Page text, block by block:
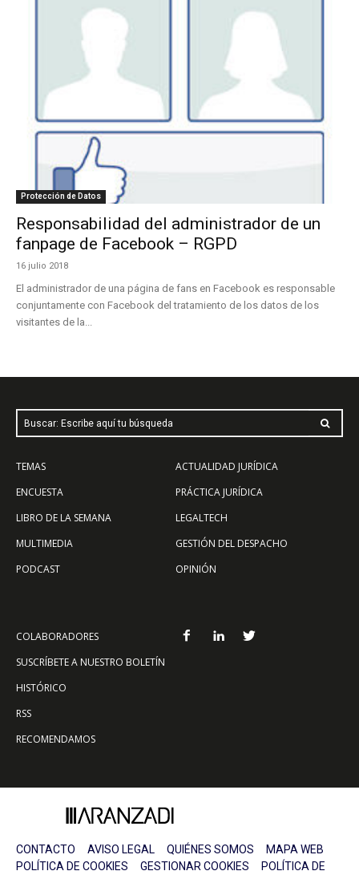
Protección de Datos
Responsabilidad del administrador de un
fanpage de Facebook – RGPD
16 julio 2018
El administrador de una página de fans en Facebook es responsable
conjuntamente con Facebook del tratamiento de los datos de los
visitantes de la...
Buscar: Escribe aquí tu búsqueda
TEMAS
ENCUESTA
LIBRO DE LA SEMANA
MULTIMEDIA
PODCAST
ACTUALIDAD JURÍDICA
PRÁCTICA JURÍDICA
LEGALTECH
GESTIÓN DEL DESPACHO
OPINIÓN
COLABORADORES
SUSCRÍBETE A NUESTRO BOLETÍN
HISTÓRICO
RSS
RECOMENDAMOS
CONTACTO AVISO LEGAL QUIÉNES SOMOS
MAPA WEB
POLÍTICA DE COOKIES
GESTIONAR COOKIES POLÍTICA DE